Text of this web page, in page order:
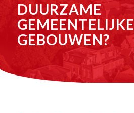
DUURZAME
GEMEENTELIJKE
GEBOUWEN?